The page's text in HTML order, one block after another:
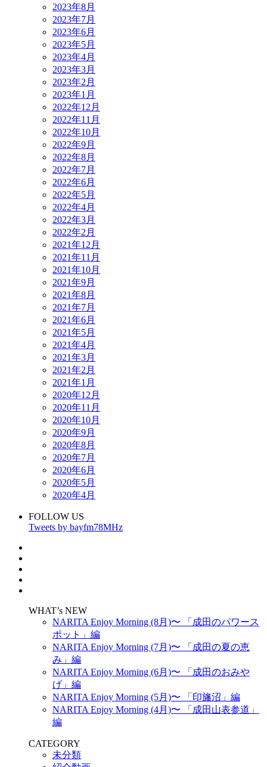
2023年8月
2023年7月
2023年6月
2023年5月
2023年4月
2023年3月
2023年2月
2023年1月
2022年12月
2022年11月
2022年10月
2022年9月
2022年8月
2022年7月
2022年6月
2022年5月
2022年4月
2022年3月
2022年2月
2021年12月
2021年11月
2021年10月
2021年9月
2021年8月
2021年7月
2021年6月
2021年5月
2021年4月
2021年3月
2021年2月
2021年1月
2020年12月
2020年11月
2020年10月
2020年9月
2020年8月
2020年7月
2020年6月
2020年5月
2020年4月
FOLLOW US
Tweets by bayfm78MHz
WHAT’s NEW
NARITA Enjoy Morning (8月)〜 「成田のパワース
ポット」編
NARITA Enjoy Morning (7月)〜 「成田の夏の恵
み」編
NARITA Enjoy Morning (6月)〜 「成田のおみや
げ」編
NARITA Enjoy Morning (5月)〜 「印旛沼」編
NARITA Enjoy Morning (4月)〜 「成田山表参道」
編
CATEGORY
未分類